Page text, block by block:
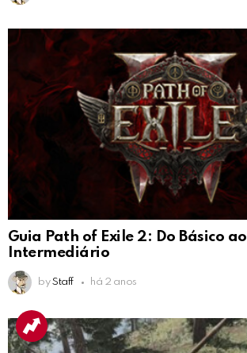
Guia Path of Exile 2: Do Básico ao
Intermediário
by Staff há 2 anos